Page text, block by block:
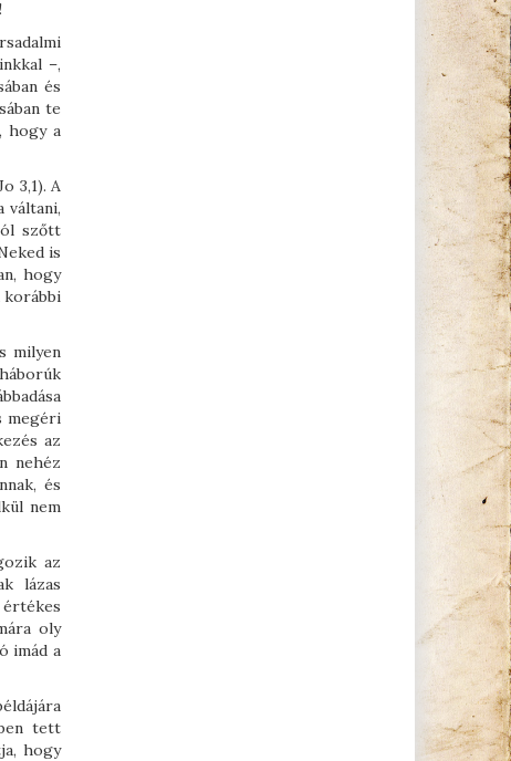
–,
és
te
hogy a
3,1). A
váltani,
szőtt
is
hogy
korábbi
milyen
megéri
az
nehéz
és
nem
az
lázas
oly
imád a
tett
hogy